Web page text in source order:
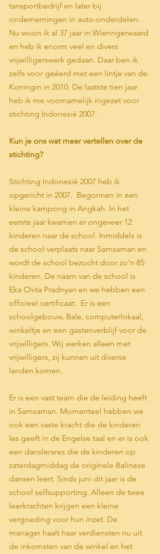
tansportbedrijf en later bij
ondernemingen in auto-onderdelen.
Nu woon ik al 37 jaar in Wieringerwaard
en heb ik enorm veel en divers
vrijwilligerswerk gedaan. Daar ben ik
zelfs voor geëerd met een lintje van de
Koningin in 2010. De laatste tien jaar
heb ik me voornamelijk ingezet voor
stichting Indonesië 2007.
Kun je ons wat meer vertellen over de
stichting?
Stichting Indonesië 2007 heb ik
opgericht in 2007.  Begonnen in een
kleine kampong in Angkah. In het
eerste jaar kwamen er ongeveer 12
kinderen naar de school. Inmiddels is
de school verplaats naar Samsaman en
wordt de school bezocht door zo’n 85
kinderen. De naam van de school is
Eka Chita Pradnyan en we hebben een
officieel certificaat.  Er is een
schoolgebouw, Bale, computerlokaal,
winkeltje en een gastenverblijf voor de
vrijwilligers. Wij werken alleen met
vrijwilligers, zij kunnen uit diverse
landen komen.
Er is een vast team die de leiding heeft
in Samsaman. Momenteel hebben we
ook een vaste kracht die de kinderen
les geeft in de Engelse taal en er is ook
een danslerares die de kinderen op
zaterdagmiddag de originele Balinese
dansen leert. Sinds juni dit jaar is de
school selfsupporting. Alleen de twee
leerkrachten krijgen een kleine
vergoeding voor hun inzet. De
manager haalt haar verdiensten nu uit
de inkomsten van de winkel en het